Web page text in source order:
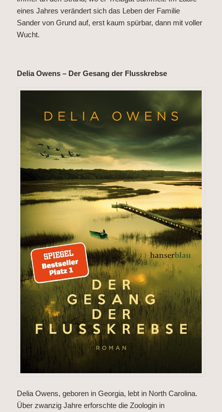
eines Jahres verändert sich das Leben der Familie
Sander von Grund auf, erst kaum spürbar, dann mit voller
Wucht.
Delia Owens – Der Gesang der Flusskrebse
Delia Owens, geboren in Georgia, lebt in North Carolina.
Über zwanzig Jahre erforschte die Zoologin in